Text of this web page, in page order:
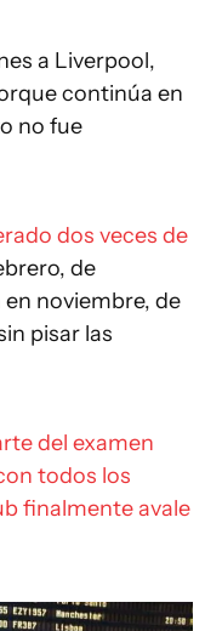
a Liverpool,
continúa en
no fue
dos veces de
de
noviembre, de
pisar las
del examen
todos los
finalmente avale